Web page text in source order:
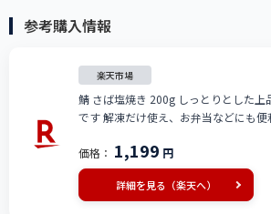
参考購入情報
楽天市場
鯖 さば塩焼き 200g しっとりとした
です 解凍だけ使え、お弁当などにも便
価格： 1,199 円
詳細を見る（楽天へ）